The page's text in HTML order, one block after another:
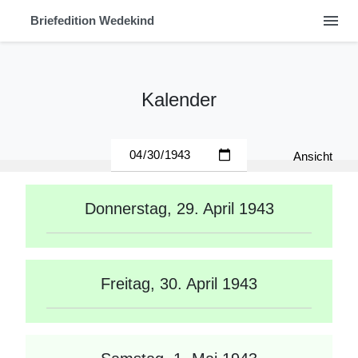
Briefedition Wedekind menu
Kalender
Ansicht
Donnerstag, 29. April 1943
Freitag, 30. April 1943